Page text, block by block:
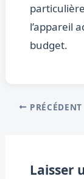
l’appareil
budget.
PRÉCÉDENT
Laisser